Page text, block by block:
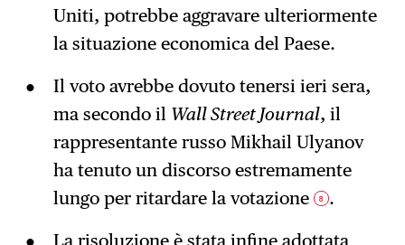
Uniti, potrebbe aggravare ulteriormente
la situazione economica del Paese.
Il voto avrebbe dovuto tenersi ieri sera,
ma secondo il Wall Street Journal, il
rappresentante russo Mikhail Ulyanov
ha tenuto un discorso estremamente
lungo per ritardare la votazione
8 .
La risoluzione è stata infine adottata